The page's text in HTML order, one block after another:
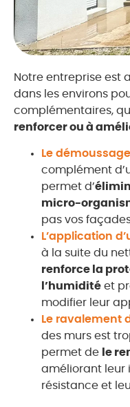
Notre entreprise est
dans les environs
complémentaires,
renforcer ou à
Le démoussage
complément
permet d’
micro-
pas vos
L’application
à la suite du
renforce la
l’humidité et
modifier leur
Le ravalement
des murs est
permet de le
améliorant leur
résistance et